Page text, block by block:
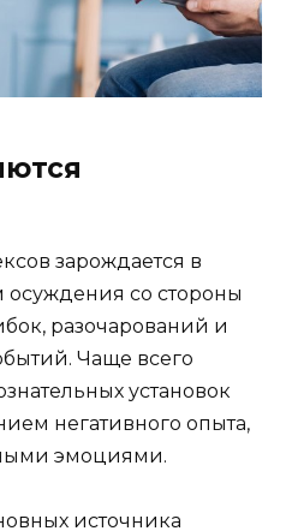
зарождается в
со стороны
разочарований и
Чаще всего
установок
негативного опыта,
эмоциями.
источника